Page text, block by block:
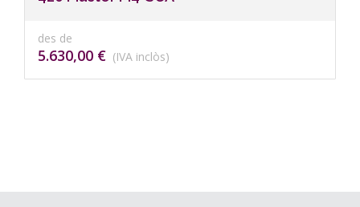
des de
5.630,00 € (IVA inclòs)